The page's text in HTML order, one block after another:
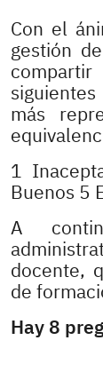
Con el
gestión
más
1
Buenos 5
A
docente,
de
Hay 8